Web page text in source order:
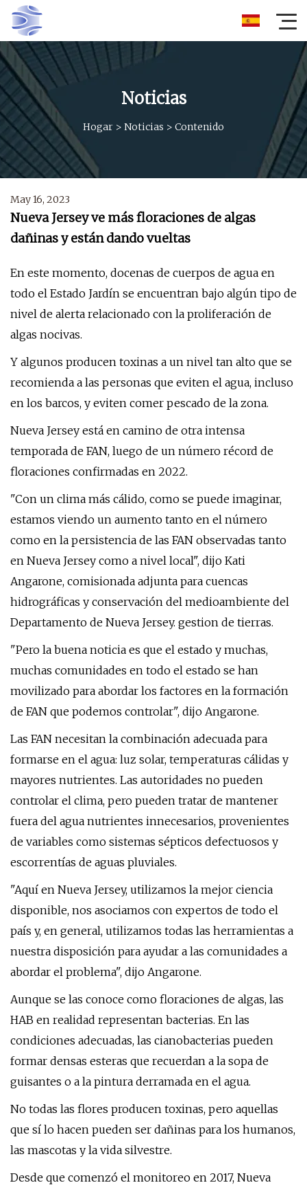
Noticias
Hogar > Noticias > Contenido
May 16, 2023
Nueva Jersey ve más floraciones de algas
dañinas y están dando vueltas
En este momento, docenas de cuerpos de agua en
todo el Estado Jardín se encuentran bajo algún tipo de
nivel de alerta relacionado con la proliferación de
algas nocivas.
Y algunos producen toxinas a un nivel tan alto que se
recomienda a las personas que eviten el agua, incluso
en los barcos, y eviten comer pescado de la zona.
Nueva Jersey está en camino de otra intensa
temporada de FAN, luego de un número récord de
floraciones confirmadas en 2022.
"Con un clima más cálido, como se puede imaginar,
estamos viendo un aumento tanto en el número
como en la persistencia de las FAN observadas tanto
en Nueva Jersey como a nivel local", dijo Kati
Angarone, comisionada adjunta para cuencas
hidrográficas y conservación del medioambiente del
Departamento de Nueva Jersey. gestion de tierras.
"Pero la buena noticia es que el estado y muchas,
muchas comunidades en todo el estado se han
movilizado para abordar los factores en la formación
de FAN que podemos controlar", dijo Angarone.
Las FAN necesitan la combinación adecuada para
formarse en el agua: luz solar, temperaturas cálidas y
mayores nutrientes. Las autoridades no pueden
controlar el clima, pero pueden tratar de mantener
fuera del agua nutrientes innecesarios, provenientes
de variables como sistemas sépticos defectuosos y
escorrentías de aguas pluviales.
"Aquí en Nueva Jersey, utilizamos la mejor ciencia
disponible, nos asociamos con expertos de todo el
país y, en general, utilizamos todas las herramientas a
nuestra disposición para ayudar a las comunidades a
abordar el problema", dijo Angarone.
Aunque se las conoce como floraciones de algas, las
HAB en realidad representan bacterias. En las
condiciones adecuadas, las cianobacterias pueden
formar densas esteras que recuerdan a la sopa de
guisantes o a la pintura derramada en el agua.
No todas las flores producen toxinas, pero aquellas
que sí lo hacen pueden ser dañinas para los humanos,
las mascotas y la vida silvestre.
Desde que comenzó el monitoreo en 2017, Nueva